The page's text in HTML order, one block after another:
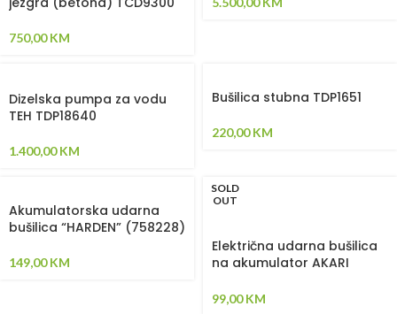
750,00KM
Dizelska pumpa za vodu
TEH TDP18640
1.400,00KM
Bušilica stubna TDP1651
220,00KM
Akumulatorska udarna
bušilica “HARDEN” (758228)
149,00KM
SOLD
OUT
Električna udarna bušilica
na akumulator AKARI
99,00KM